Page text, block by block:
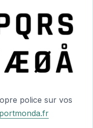
police sur vos